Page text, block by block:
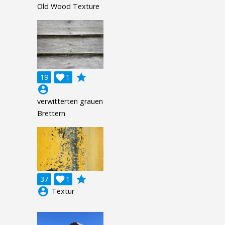
Old Wood Texture
19 1

grade
account_circle
verwitterten grauen
Brettern
37 1

grade
account_circle Textur